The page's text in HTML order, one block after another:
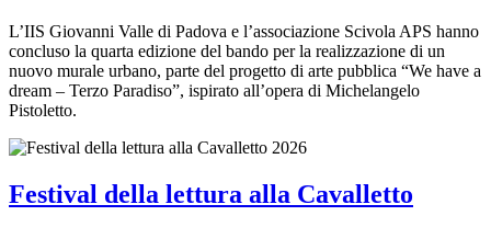
L’IIS Giovanni Valle di Padova e l’associazione Scivola APS hanno
concluso la quarta edizione del bando per la realizzazione di un
nuovo murale urbano, parte del progetto di arte pubblica “We have a
dream – Terzo Paradiso”, ispirato all’opera di Michelangelo
Pistoletto.
Festival della lettura alla Cavalletto